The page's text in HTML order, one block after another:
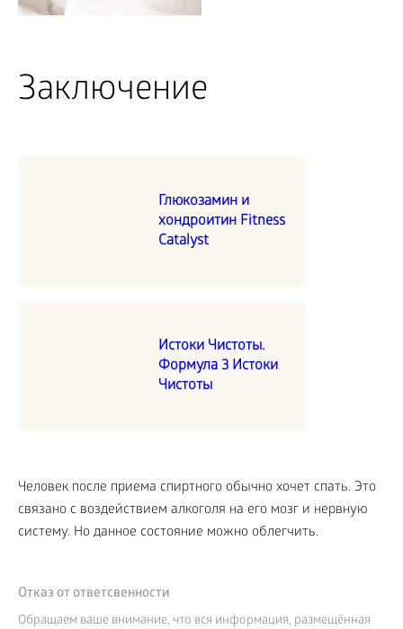
Заключение
Глюкозамин и
хондроитин Fitness
Catalyst
Истоки Чистоты.
Формула 3 Истоки
Чистоты
Человек после приема спиртного обычно хочет спать. Это
связано с воздействием алкоголя на его мозг и нервную
систему. Но данное состояние можно облегчить.
Отказ от ответсвенности
Обращаем ваше внимание, что вся информация, размещённая